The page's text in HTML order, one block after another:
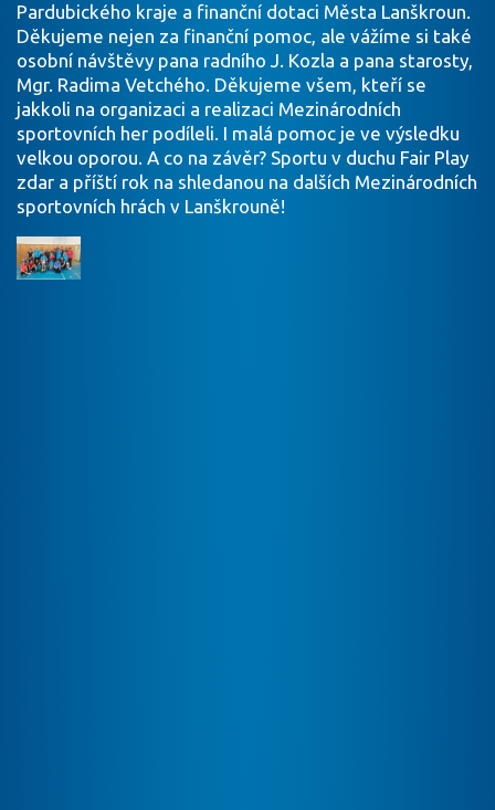
Pardubického kraje a finanční dotaci Města Lanškroun.
Děkujeme nejen za finanční pomoc, ale vážíme si také
osobní návštěvy pana radního J. Kozla a pana starosty,
Mgr. Radima Vetchého. Děkujeme všem, kteří se
jakkoli na organizaci a realizaci Mezinárodních
sportovních her podíleli. I malá pomoc je ve výsledku
velkou oporou. A co na závěr? Sportu v duchu Fair Play
zdar a příští rok na shledanou na dalších Mezinárodních
sportovních hrách v Lanškrouně!